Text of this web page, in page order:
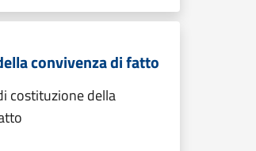
convivenza di fatto
costituzione della